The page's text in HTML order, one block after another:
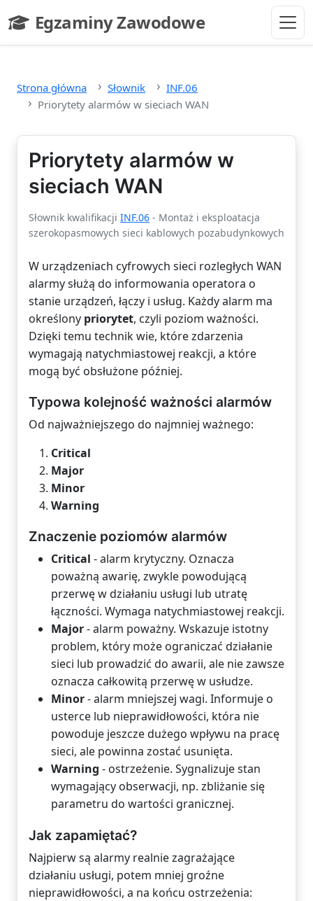
Egzaminy Zawodowe
- strona główna
Strona główna Słownik
INF.06
Priorytety alarmów w sieciach WAN
Priorytety alarmów w
sieciach WAN
Słownik kwalifikacji INF.06 - Montaż i eksploatacja
szerokopasmowych sieci kablowych pozabudynkowych
W urządzeniach cyfrowych sieci rozległych WAN
alarmy służą do informowania operatora o
stanie urządzeń, łączy i usług. Każdy alarm ma
określony priorytet, czyli poziom ważności.
Dzięki temu technik wie, które zdarzenia
wymagają natychmiastowej reakcji, a które
mogą być obsłużone później.
Typowa kolejność ważności alarmów
Od najważniejszego do najmniej ważnego:
Critical
Major
Minor
Warning
Znaczenie poziomów alarmów
Critical - alarm krytyczny. Oznacza
poważną awarię, zwykle powodującą
przerwę w działaniu usługi lub utratę
łączności. Wymaga natychmiastowej reakcji.
Major- alarm poważny. Wskazuje istotny
problem, który może ograniczać działanie
sieci lub prowadzić do awarii, ale nie zawsze
oznacza całkowitą przerwę w usłudze.
Minor- alarm mniejszej wagi. Informuje o
usterce lub nieprawidłowości, która nie
powoduje jeszcze dużego wpływu na pracę
sieci, ale powinna zostać usunięta.
Warning - ostrzeżenie. Sygnalizuje stan
wymagający obserwacji, np. zbliżanie się
parametru do wartości granicznej.
Jak zapamiętać?
Najpierw są alarmy realnie zagrażające
działaniu usługi, potem mniej groźne
nieprawidłowości, a na końcu ostrzeżenia: